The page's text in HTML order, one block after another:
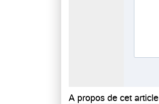
A propos de cet article